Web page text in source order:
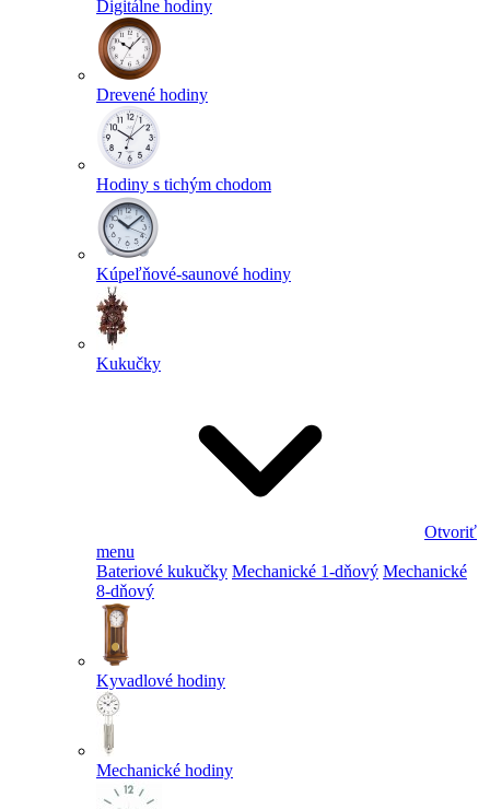
Digitálne hodiny
Drevené hodiny
Hodiny s tichým chodom
Kúpeľňové-saunové hodiny
Kukučky
Otvoriť
menu
Bateriové kukučky Mechanické 1-dňový Mechanické
8-dňový
Kyvadlové hodiny
Mechanické hodiny